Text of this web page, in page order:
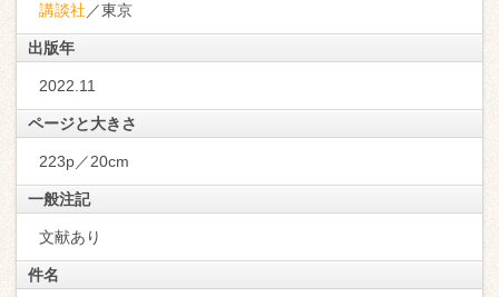
講談社 ／東京
出版年
2022.11
ページと大きさ
223p／20cm
一般注記
文献あり
件名